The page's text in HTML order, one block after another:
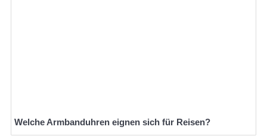
Welche Armbanduhren eignen sich für Reisen?